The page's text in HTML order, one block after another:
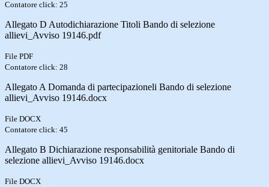
Contatore click: 25
Allegato D Autodichiarazione Titoli Bando di selezione
allievi_Avviso 19146.pdf
File PDF
Contatore click: 28
Allegato A Domanda di partecipazioneli Bando di selezione
allievi_Avviso 19146.docx
File DOCX
Contatore click: 45
Allegato B Dichiarazione responsabilità genitoriale Bando di
selezione allievi_Avviso 19146.docx
File DOCX